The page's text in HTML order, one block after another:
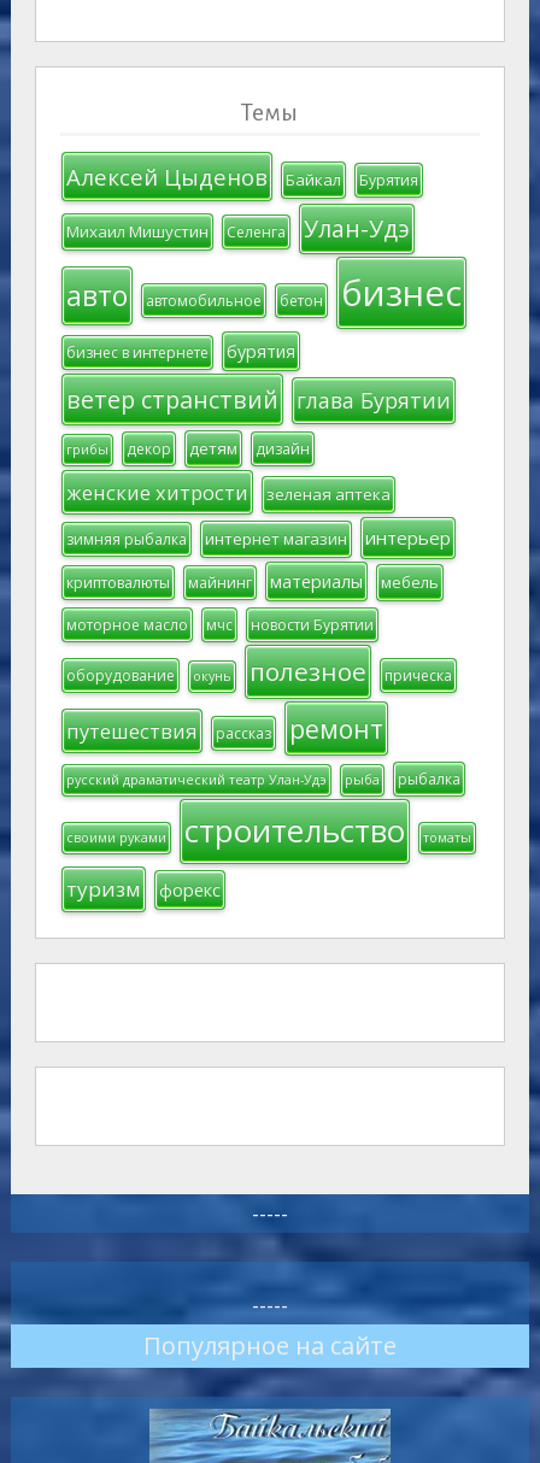
Темы
Алексей Цыденов Байкал Бурятия
Михаил Мишустин Селенга Улан-Удэ
авто автомобильное бетон бизнес
бизнес в интернете бурятия
ветер странствий глава Бурятии
грибы декор детям дизайн
женские хитрости зеленая аптека
зимняя рыбалка интернет магазин интерьер
криптовалюты майнинг материалы мебель
моторное масло мчс новости Бурятии
оборудование окунь полезное прическа
путешествия рассказ ремонт
русский драматический театр Улан-Удэ рыба рыбалка
своими руками строительство томаты
туризм форекс
-----
-----
Популярное на сайте